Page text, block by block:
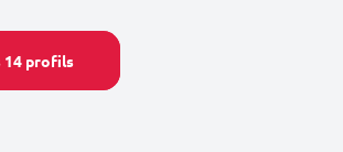
14 profils